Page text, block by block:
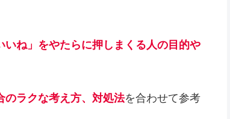
いね」をやたらに押しまくる人の目的や
のラクな考え方、対処法を合わせて参考